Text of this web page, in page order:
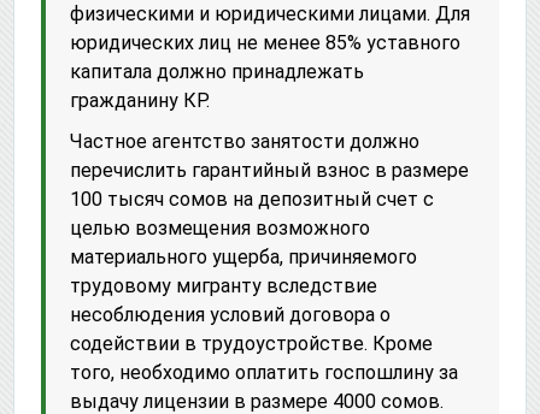
физическими и юридическими лицами. Для
юридических лиц не менее 85% уставного
капитала должно принадлежать
гражданину КР.
Частное агентство занятости должно
перечислить гарантийный взнос в размере
100 тысяч сомов на депозитный счет с
целью возмещения возможного
материального ущерба, причиняемого
трудовому мигранту вследствие
несоблюдения условий договора о
содействии в трудоустройстве. Кроме
того, необходимо оплатить госпошлину за
выдачу лицензии в размере 4000 сомов.